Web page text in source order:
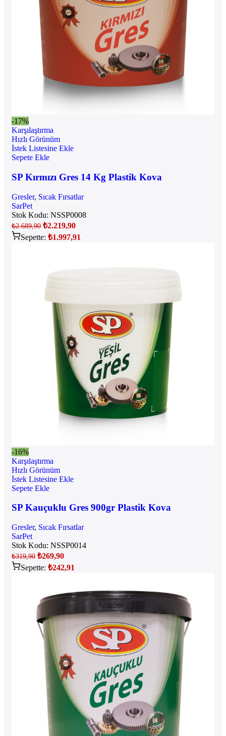
-17%
Karşılaştırma
Hızlı Görünüm
İstek Listesine Ekle
Sepete Ekle
SP Kırmızı Gres 14 Kg Plastik Kova
Gresler, Sıcak Fırsatlar
SarPet
Stok Kodu: NSSP0008
₺2.689,90 ₺2.219,90
Sepette: ₺1.997,91
-16%
Karşılaştırma
Hızlı Görünüm
İstek Listesine Ekle
Sepete Ekle
SP Kauçuklu Gres 900gr Plastik Kova
Gresler, Sıcak Fırsatlar
SarPet
Stok Kodu: NSSP0014
₺319,90 ₺269,90
Sepette: ₺242,91